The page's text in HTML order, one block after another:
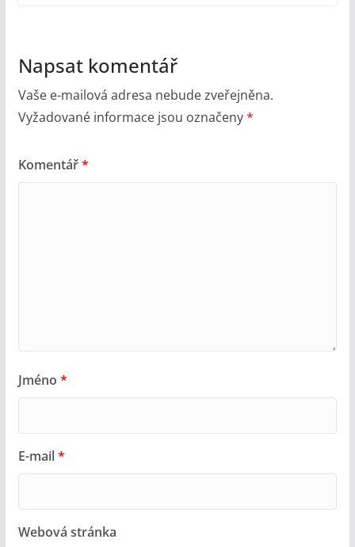
Napsat komentář
Vaše e-mailová adresa nebude zveřejněna.
Vyžadované informace jsou označeny*
Komentář*
Jméno *
E-mail*
Webová stránka